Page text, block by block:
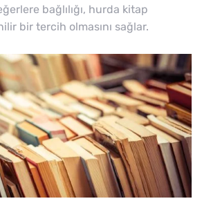
bağlılığı, hurda kitap
bir tercih olmasını sağlar.